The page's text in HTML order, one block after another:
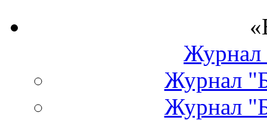
Журнал
Журнал
Журнал